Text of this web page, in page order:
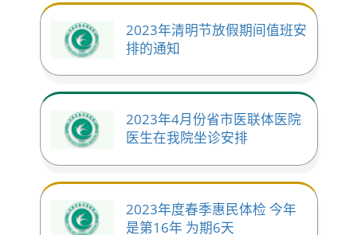
2023年清明节放假期间值班安
排的通知
2023年4月份省市医联体医院
医生在我院坐诊安排
2023年度春季惠民体检 今年
是第16年 为期6天